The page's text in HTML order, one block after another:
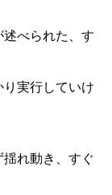
べられた、す
実行していけ
れ動き、すぐ